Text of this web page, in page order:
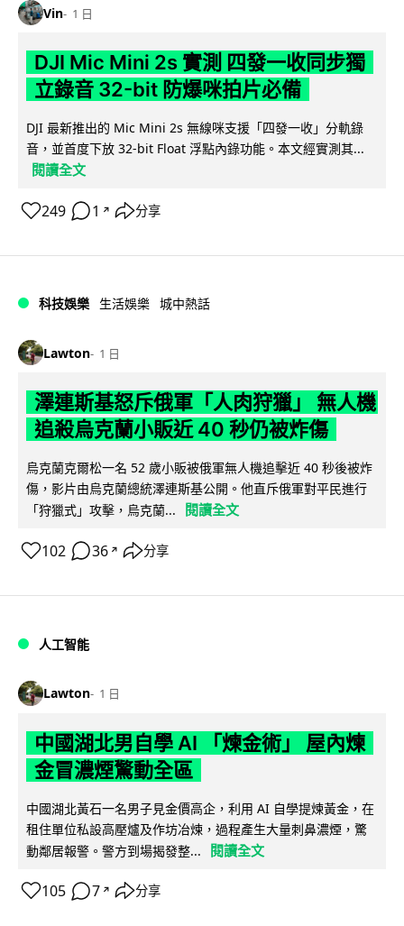
Vin 1 日
DJI Mic Mini 2s 實測 四發一收同步獨
立錄音 32-bit 防爆咪拍片必備
DJI 最新推出的 Mic Mini 2s 無線咪支援「四發一收」分軌錄
音，並首度下放 32-bit Float 浮點內錄功能。本文經實測其...
閱讀全文
249 1 ↗ 分享
科技娛樂 生活娛樂 城中熱話
Lawton 1 日
澤連斯基怒斥俄軍「人肉狩獵」 無人機
追殺烏克蘭小販近 40 秒仍被炸傷
烏克蘭克爾松一名 52 歲小販被俄軍無人機追擊近 40 秒後被炸
傷，影片由烏克蘭總統澤連斯基公開。他直斥俄軍對平民進行
「狩獵式」攻擊，烏克蘭...
閱讀全文
102 36 ↗ 分享
人工智能
Lawton 1 日
中國湖北男自學 AI 「煉金術」 屋內煉
金冒濃煙驚動全區
中國湖北黃石一名男子見金價高企，利用 AI 自學提煉黃金，在
租住單位私設高壓爐及作坊冶煉，過程產生大量刺鼻濃煙，驚
動鄰居報警。警方到場揭發整...
閱讀全文
105 7 ↗ 分享